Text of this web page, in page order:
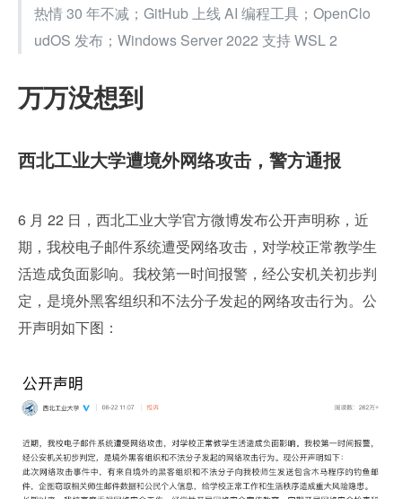
热情 30 年不减；GitHub 上线 AI 编程工具；OpenClo
udOS 发布；Windows Server 2022 支持 WSL 2
万万没想到
西北工业大学遭境外网络攻击，警方通报
6 月 22 日，西北工业大学官方微博发布公开声明称，近
期，我校电子邮件系统遭受网络攻击，对学校正常教学生
活造成负面影响。我校第一时间报警，经公安机关初步判
定，是境外黑客组织和不法分子发起的网络攻击行为。公
开声明如下图：